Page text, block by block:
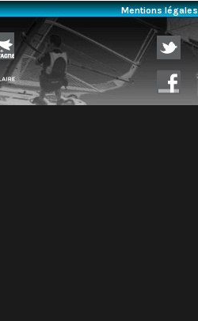
Mentions légales